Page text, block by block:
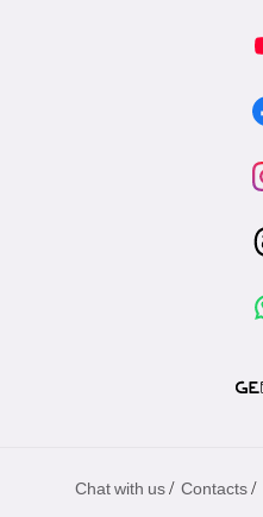
Chat with us / Contacts /